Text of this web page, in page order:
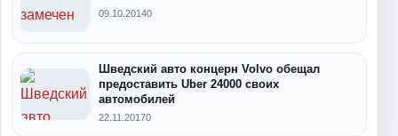
09.10.20140
Шведский авто концерн Volvo обещал
предоставить Uber 24000 своих
автомобилей
22.11.20170